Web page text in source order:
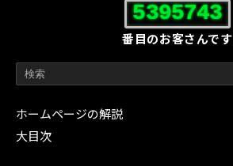
5395743
番目のお客さんです
ホームページの解説
大目次